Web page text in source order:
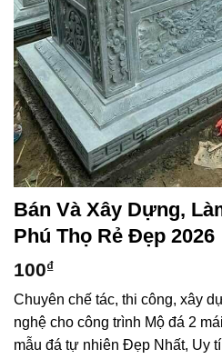
Bán Và Xây Dựng,
Phú Thọ Rẻ Đẹp 2026
100₫
Chuyên chế tác, thi công, xây
nghệ cho công trình Mộ đá 2
mẫu đá tự nhiên Đẹp Nhất, Uy